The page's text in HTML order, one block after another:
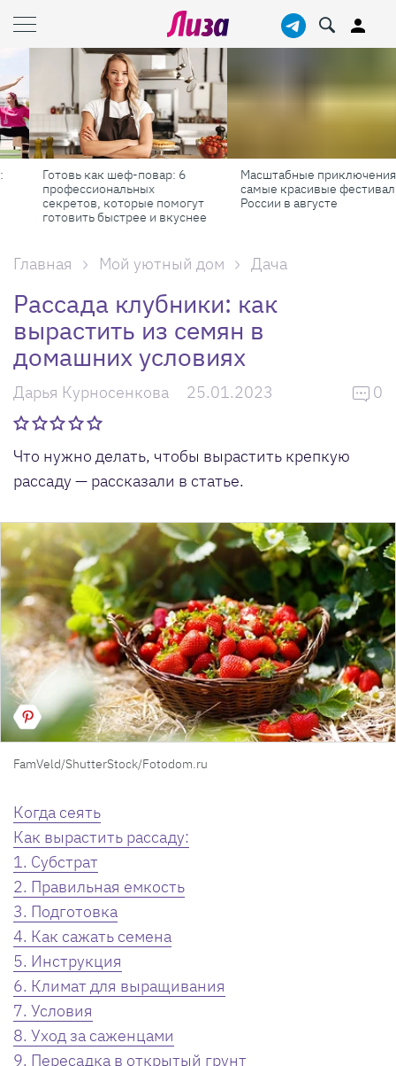
Готовь как шеф-повар: 6
профессиональных
секретов, которые помогут
готовить быстрее и вкуснее
Масштабные приключения:
самые красивые фестивали
России в августе
Главная Мой уютный дом Дача
Рассада клубники: как
вырастить из семян в
домашних условиях
Дарья Курносенкова 25.01.2023 0
Что нужно делать, чтобы вырастить крепкую
рассаду — рассказали в статье.
FamVeld/ShutterStock/Fotodom.ru
Когда сеять
Как вырастить рассаду:
1. Субстрат
2. Правильная емкость
3. Подготовка
4. Как сажать семена
5. Инструкция
6. Климат для выращивания
7. Условия
8. Уход за саженцами
9. Пересадка в открытый грунт